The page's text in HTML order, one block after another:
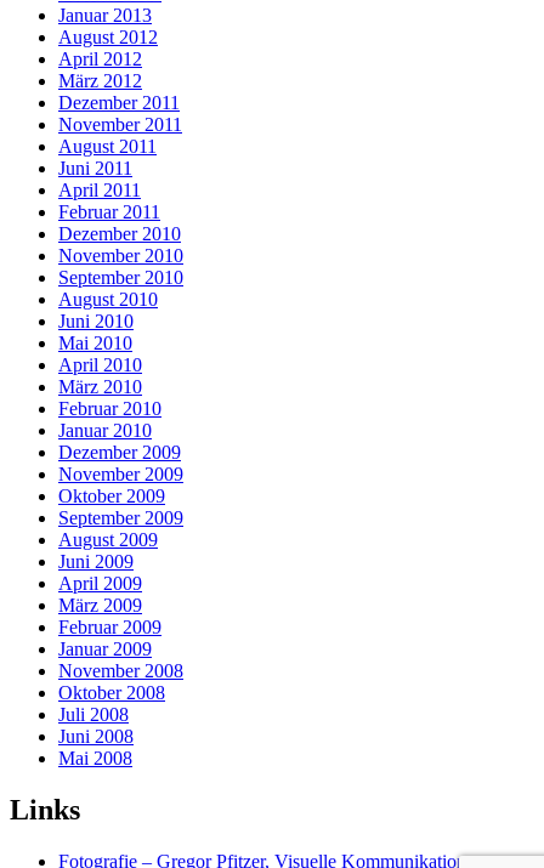
Januar 2013
August 2012
April 2012
März 2012
Dezember 2011
November 2011
August 2011
Juni 2011
April 2011
Februar 2011
Dezember 2010
November 2010
September 2010
August 2010
Juni 2010
Mai 2010
April 2010
März 2010
Februar 2010
Januar 2010
Dezember 2009
November 2009
Oktober 2009
September 2009
August 2009
Juni 2009
April 2009
März 2009
Februar 2009
Januar 2009
November 2008
Oktober 2008
Juli 2008
Juni 2008
Mai 2008
Links
Fotografie – Gregor Pfitzer, Visuelle Kommunikation